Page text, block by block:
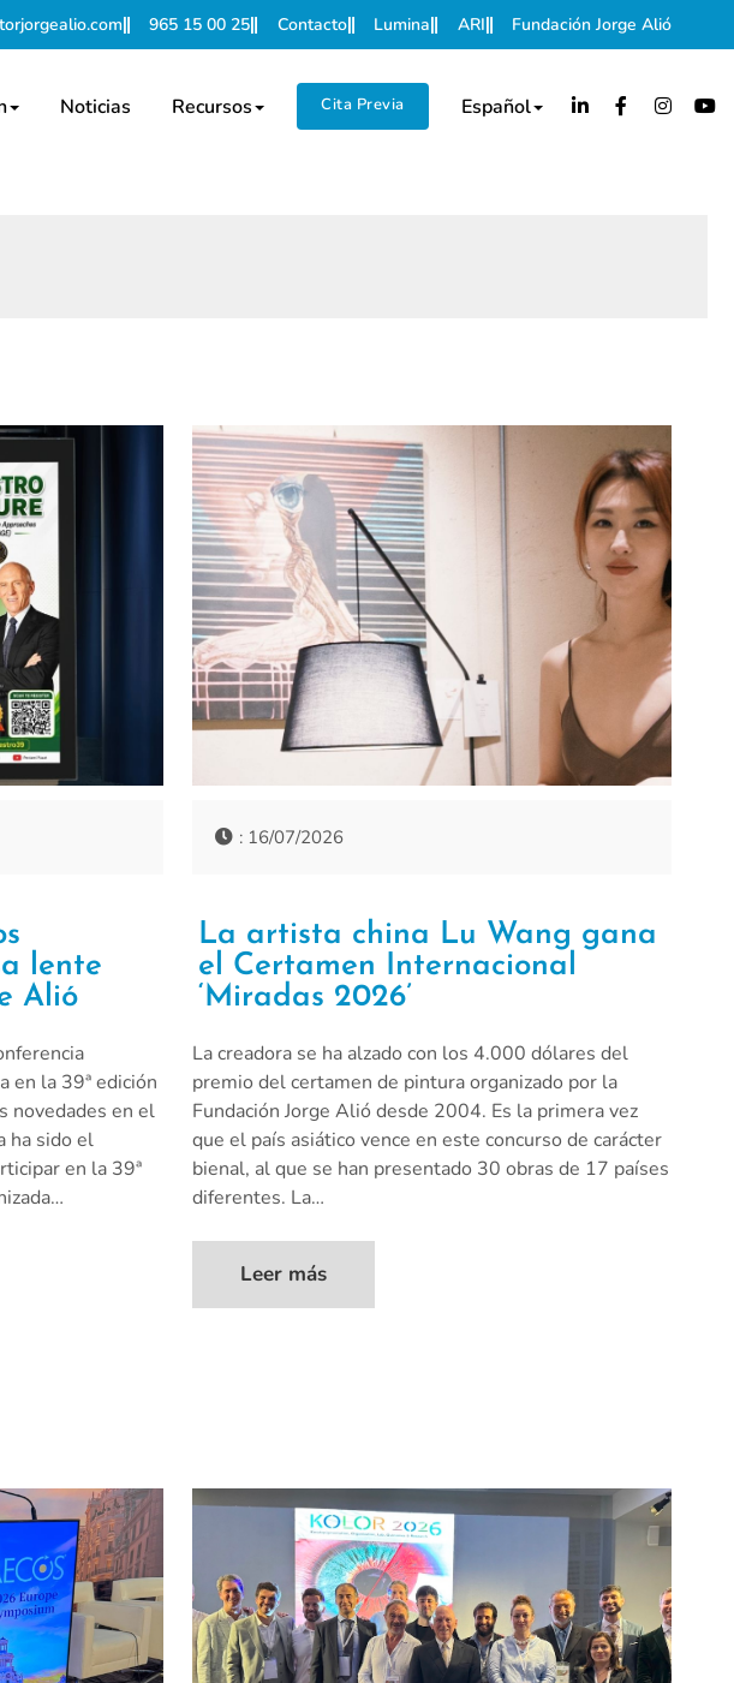
965 15 00 25 Contacto Lumina ARI Fundación Jorge Alió
Noticias Recursos Cita Previa Español
lente
Alió
en la 39ª edición
novedades en el
ha sido el
en la 39ª
: 16/07/2026
La artista china Lu Wang gana
el Certamen Internacional
‘Miradas 2026’
La creadora se ha alzado con los 4.000 dólares del
premio del certamen de pintura organizado por la
Fundación Jorge Alió desde 2004. Es la primera vez
que el país asiático vence en este concurso de carácter
bienal, al que se han presentado 30 obras de 17 países
diferentes. La…
Leer más